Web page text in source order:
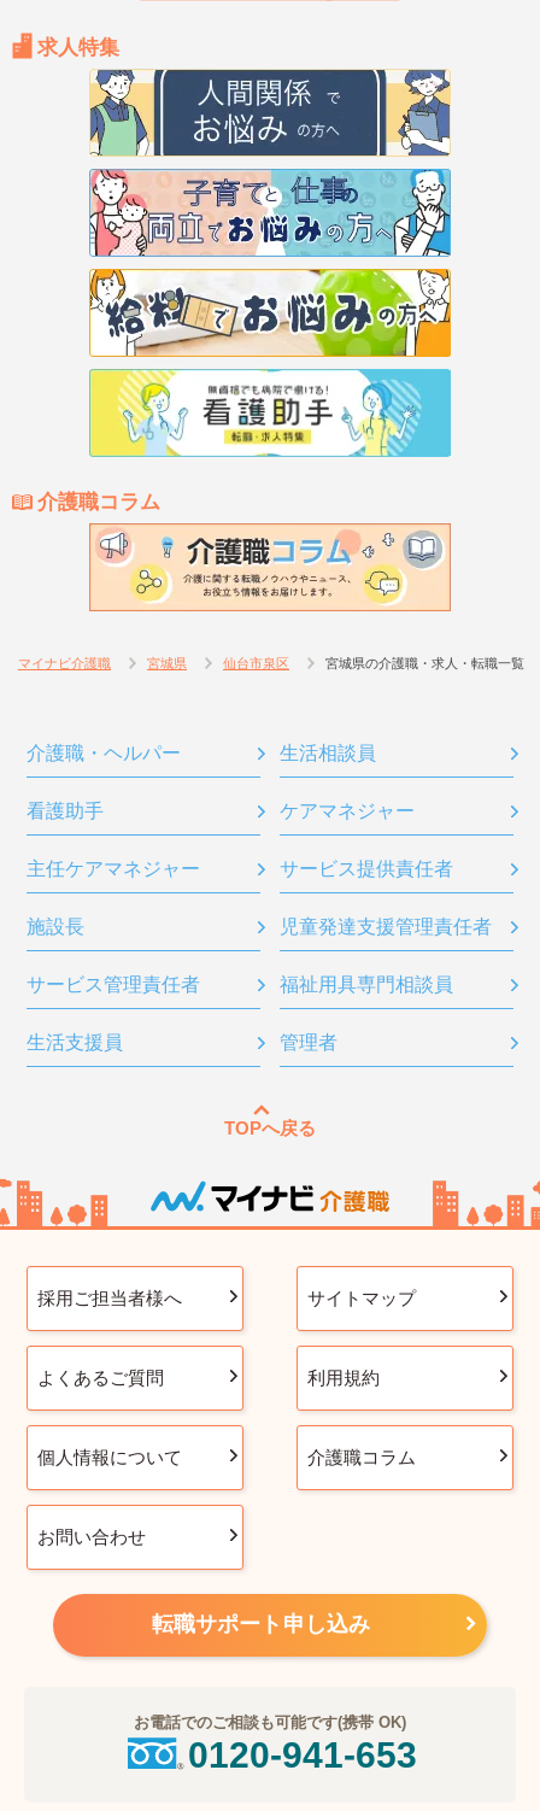
求人特集
介護職コラム
マイナビ介護職 宮城県 仙台市泉区 宮城県の介護職・求人・転職一覧
介護職・ヘルパー 生活相談員
看護助手 ケアマネジャー
主任ケアマネジャー サービス提供責任者
施設長 児童発達支援管理責任者
サービス管理責任者 福祉用具専門相談員
生活支援員 管理者
TOPへ戻る
採用ご担当者様へ サイトマップ
よくあるご質問 利用規約
個人情報について 介護職コラム
お問い合わせ
転職サポート申し込み
お電話でのご相談も可能です(携帯 OK)
0120-941-653